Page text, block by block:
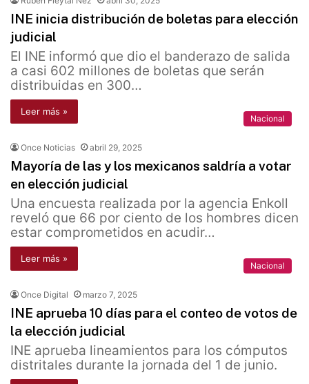
INE inicia distribución de boletas para elección
judicial
El INE informó que dio el banderazo de salida
a casi 602 millones de boletas que serán
distribuidas en 300…
Leer más »
Nacional
Once Noticias abril 29, 2025
Mayoría de las y los mexicanos saldría a votar
en elección judicial
Una encuesta realizada por la agencia Enkoll
reveló que 66 por ciento de los hombres dicen
estar comprometidos en acudir…
Leer más »
Nacional
Once Digital marzo 7, 2025
INE aprueba 10 días para el conteo de votos de
la elección judicial
INE aprueba lineamientos para los cómputos
distritales durante la jornada del 1 de junio.